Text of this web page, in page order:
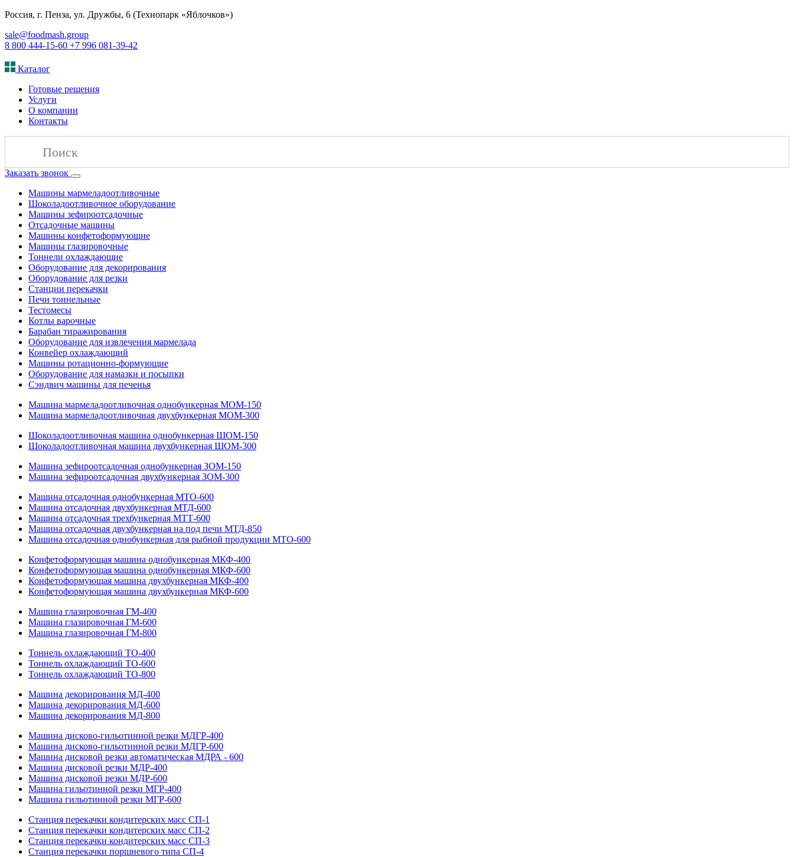
Россия, г. Пенза, ул. Дружбы, 6 (Технопарк «Яблочков»)
sale@foodmash.group
8 800 444-15-60 +7 996 081-39-42
Каталог
Готовые решения
Услуги
О компании
Контакты
Заказать звонок
Машины мармеладоотливочные
Шоколадоотливочное оборудование
Машины зефироотсадочные
Отсадочные машины
Машины конфетоформующие
Машины глазировочные
Тоннели охлаждающие
Оборудование для декорирования
Оборудование для резки
Станции перекачки
Печи тоннельные
Тестомесы
Котлы варочные
Барабан тиражирования
Оборудование для извлечения мармелада
Конвейер охлаждающий
Машины ротационно-формующие
Оборудование для намазки и посыпки
Сэндвич машины для печенья
Машина мармеладоотливочная однобункерная МОМ-150
Машина мармеладоотливочная двухбункерная МОМ-300
Шоколадоотливочная машина однобункерная ШОМ-150
Шоколадоотливочная машина двухбункерная ШОМ-300
Машина зефироотсадочная однобункерная ЗОМ-150
Машина зефироотсадочная двухбункерная ЗОМ-300
Машина отсадочная однобункерная МТО-600
Машина отсадочная двухбункерная МТД-600
Машина отсадочная трехбункерная МТТ-600
Машина отсадочная двухбункерная на под печи МТД-850
Машина отсадочная однобункерная для рыбной продукции МТО-600
Конфетоформующая машина однобункерная МКФ-400
Конфетоформующая машина однобункерная МКФ-600
Конфетоформующая машина двухбункерная МКФ-400
Конфетоформующая машина двухбункерная МКФ-600
Машина глазировочная ГМ-400
Машина глазировочная ГМ-600
Машина глазировочная ГМ-800
Тоннель охлаждающий ТО-400
Тоннель охлаждающий ТО-600
Тоннель охлаждающий ТО-800
Машина декорирования МД-400
Машина декорирования МД-600
Машина декорирования МД-800
Машина дисково-гильотинной резки МДГР-400
Машина дисково-гильотинной резки МДГР-600
Машина дисковой резки автоматическая МДРА - 600
Машина дисковой резки МДР-400
Машина дисковой резки МДР-600
Машина гильотинной резки МГР-400
Машина гильотинной резки МГР-600
Станция перекачки кондитерских масс СП-1
Станция перекачки кондитерских масс СП-2
Станция перекачки кондитерских масс СП-3
Станция перекачки поршневого типа СП-4